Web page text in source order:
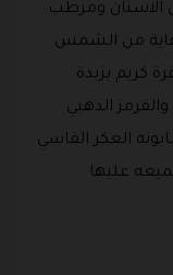
الاسنان ومرطب
من الشمس
كريم بزبدة
الذهبي
العكر الفاسي
عليها